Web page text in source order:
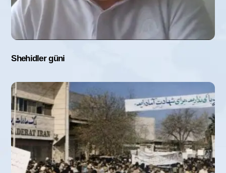
Shehidler güni